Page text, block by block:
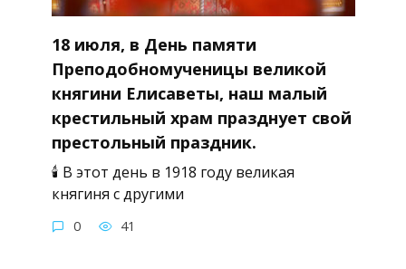
18 июля, в День памяти
Преподобномученицы великой
княгини Елисаветы, наш малый
крестильный храм празднует свой
престольный праздник.
🕯 В этот день в 1918 году великая
княгиня с другими
0 41